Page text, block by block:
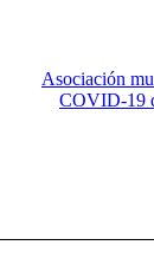
Asociación
COVID-19